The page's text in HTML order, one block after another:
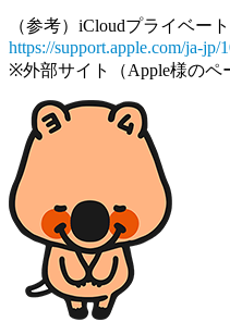
（参考）iCloudプライベー
https://support.apple.com/ja-jp/
※外部サイト（Apple様のペ